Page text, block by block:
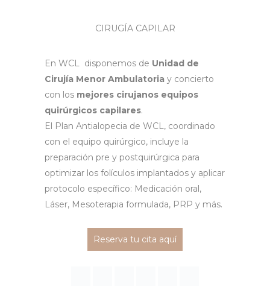
CIRUGÍA CAPILAR
En WCL disponemos de Unidad de
Cirujía Menor Ambulatoria y concierto
con los mejores cirujanos equipos
quirúrgicos capilares.
El Plan Antialopecia de WCL, coordinado
con el equipo quirúrgico, incluye la
preparación pre y postquirúrgica para
optimizar los folículos implantados y aplicar
protocolo específico: Medicación oral,
Láser, Mesoterapia formulada, PRP y más.
Reserva tu cita aquí